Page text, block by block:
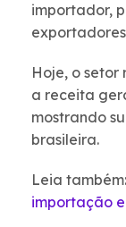
importador,
Hoje, o setor
a receita
mostrando
brasileira.
Leia também:
importação